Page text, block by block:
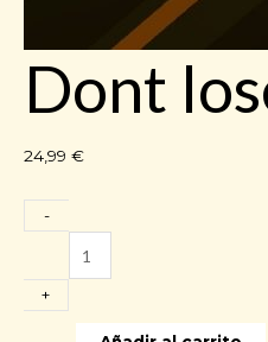
Dont
24,99 €
-
lose
hope
+